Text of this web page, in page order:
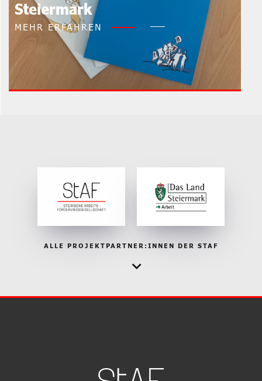
Steiermark
MEHR ERFAHREN
ALLE PROJEKTPARTNER:INNEN DER STAF